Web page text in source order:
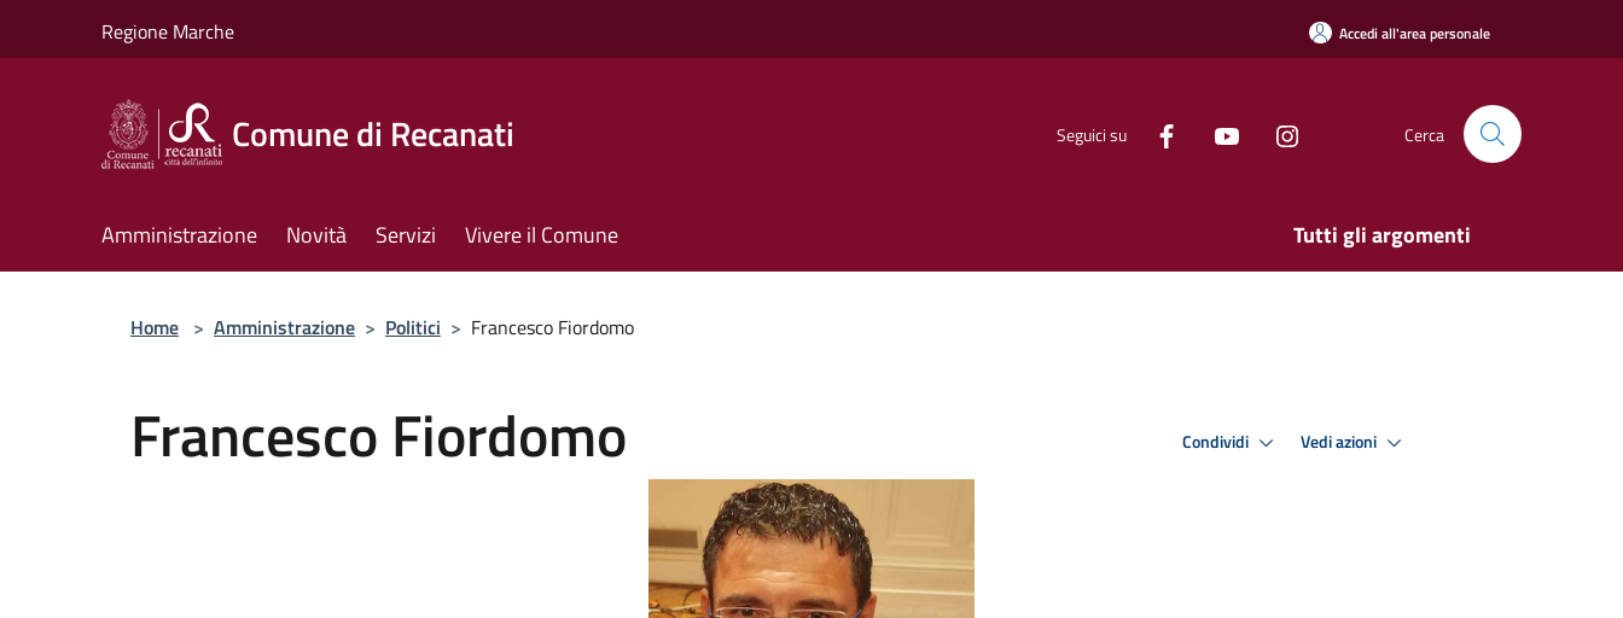
Regione Marche Accedi all'area personale
Comune di Recanati Seguici su Cerca
Amministrazione Novità Servizi Vivere il Comune Tutti gli argomenti
Home > Amministrazione > Politici > Francesco Fiordomo
Francesco Fiordomo Condividi Vedi azioni